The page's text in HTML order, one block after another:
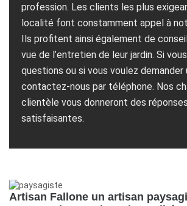
profession. Les clients les plus
localité font constamment appel à
Ils profitent ainsi également de
vue de l’entretien de leur jardin. Si
questions ou si vous voulez demander
contactez-nous par téléphone. Nos
clientèle vous donneront des réponses
satisfaisantes.
Artisan Fallone un artisan